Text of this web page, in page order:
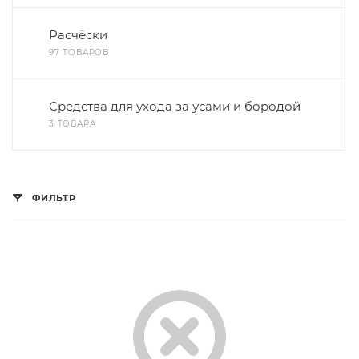
Расчёски
97 ТОВАРОВ
Средства для ухода за усами и бородой
3 ТОВАРА
ФИЛЬТР